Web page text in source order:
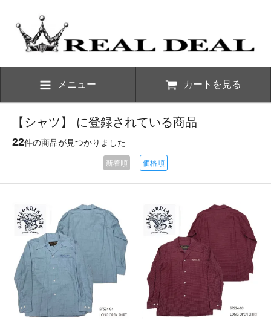
メニュー カートを見る
【シャツ】 に登録されている商品
22件の商品が見つかりました
新着順 価格順